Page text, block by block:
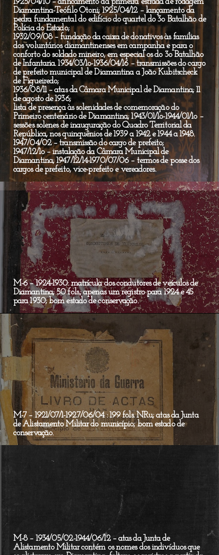
Diamantina-Teófilo Otoni; 1925/04/12 – lançamento da
pedra fundamental do edifício do quartel do 3o Batalhão de
Polícia do Estado;
1932/09/08 – fundação da caixa de donativos às famílias
dos voluntários diamantinenses em campanha e para o
conforto do soldado mineiro, em especial os do 3o Batalhão
de Infantaria. 1934/03/1o-1936/04/16 – transmissões do cargo
de prefeito municipal de Diamantina a João Kubitscheck
de Figueiredo;
1936/08/11 – atas da Câmara Municipal de Diamantina; 11
de agosto de 1936;
lista de presença às solenidades de comemoração do
Primeiro centenário de Diamantina; 1943/01/1o-1944/01/1o –
sessões solenes de inauguração do Quadro Territorial da
República, nos quinquênios de 1939 a 1942 e 1944 a 1948.
1947/04/02 – transmissão do cargo de prefeito;
1947/12/1o – instalação da Câmara Municipal de
Diamantina; 1947/12/14-1970/07/06 – termos de posse dos
cargos de prefeito, vice-prefeito e vereadores.
M-6 – 1924-1930: matrícula dos condutores de veículos de
Diamantina; 50 fols.; apenas um registro para 1924 e 45
para 1930; bom estado de conservação.
M-7 – 1921/07/1-1927/06/04 : 199 fols. NRu; atas da Junta
de Alistamento Militar do município; bom estado de
conservação.
M-8 – 1934/05/02-1944/06/12 – atas da Junta de
Alistamento Militar contém os nomes dos indivíduos que